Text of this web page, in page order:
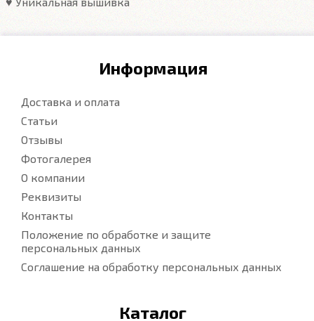
Информация
Доставка и оплата
Статьи
Отзывы
Фотогалерея
О компании
Реквизиты
Контакты
Положение по обработке и защите
персональных данных
Соглашение на обработку персональных данных
Каталог